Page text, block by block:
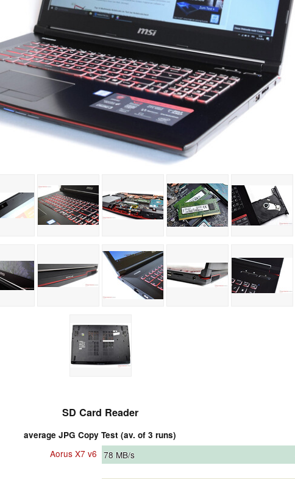
SD Card Reader
average JPG Copy Test (av. of 3 runs)
Aorus X7 v6 78 MB/s